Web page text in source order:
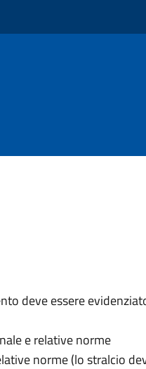
deve essere
e relative norme
norme (lo stralcio